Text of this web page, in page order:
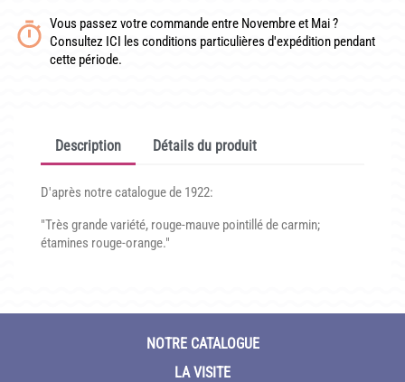
TÉLÉCHARGER UN BON DE COMMANDE VIERGE
Vous passez votre commande entre Novembre et Mai ?
Consultez ICI les conditions particulières d'expédition pendant
cette période.
Description Détails du produit
D'après notre catalogue de 1922:
"Très grande variété, rouge-mauve pointillé de carmin;
étamines rouge-orange."
NOTRE CATALOGUE
LA VISITE